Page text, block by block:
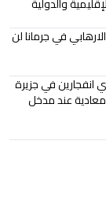
في جرمانا لن
انفجارين في جزيرة
عند مدخل